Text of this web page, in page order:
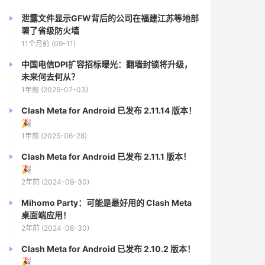
泄露文件显示GFW背后的公司在福建江苏等地部
署了省级防火墙
11个月前 (09-11)
中国电信DPI扩容招标曝光：翻墙封锁将升级，
未来何去何从？
1年前 (2025-07-03)
Clash Meta for Android 已发布 2.11.14 版本！
🎉
1年前 (2025-06-28)
Clash Meta for Android 已发布 2.11.1 版本！
🎉
2年前 (2024-09-30)
Mihomo Party：可能是最好用的 Clash Meta
桌面端应用！
2年前 (2024-08-30)
Clash Meta for Android 已发布 2.10.2 版本！
🎉